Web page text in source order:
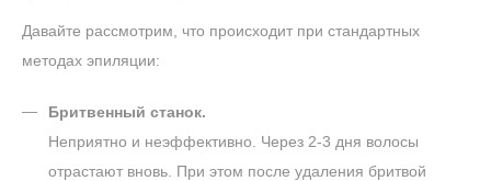
Давайте рассмотрим, что происходит при стандартных
методах эпиляции:
Бритвенный станок.
Неприятно и неэффективно. Через 2-3 дня волосы
отрастают вновь. При этом после удаления бритвой